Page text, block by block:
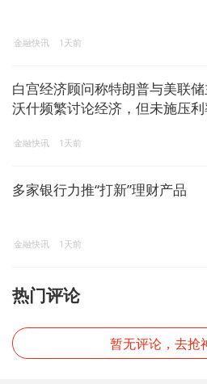
金融快讯 1天前
白宫经济顾问称特朗普与美联
沃什频繁讨论经济，但未施压
金融快讯 1天前
多家银行力推“打新”理财产品
金融快讯 1天前
热门评论
暂无评论，去抢